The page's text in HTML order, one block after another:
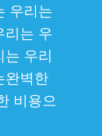
우리는
리는 우
는 우리
완벽한
비용으